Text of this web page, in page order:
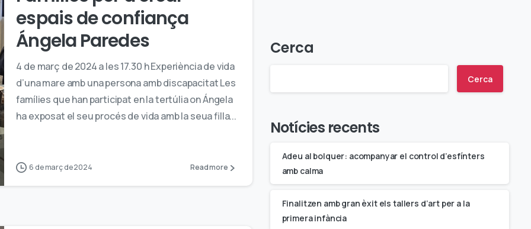
espais de confiança
Ángela Paredes
4 de març de 2024 a les 17.30 h Experiència de vida
d’una mare amb una persona amb discapacitat Les
famílies que han participat en la tertúlia on Ángela
ha exposat el seu procés de vida amb la seua filla...
6 de març de 2024 Read more
Cerca
Cerca
Notícies recents
Adeu al bolquer: acompanyar el control d’esfínters
amb calma
Finalitzen amb gran èxit els tallers d’art per a la
primera infància